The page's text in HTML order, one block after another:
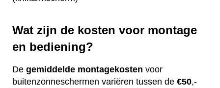
Wat zijn de kosten voor montage
en bediening?
De gemiddelde montagekosten voor
buitenzonneschermen variëren tussen de €50,-